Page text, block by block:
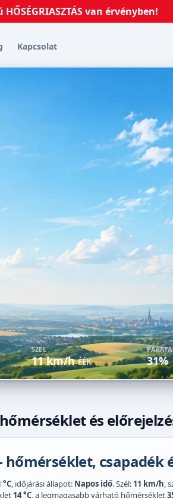
van érvényben!
Kapcsolat
SZÉL
11 km/hÉÉK 31%
és
csapadék
°C, időjárási állapot: Napos idő. Szél: 11 km/h,
14 °C, a legmagasabb várható hőmérséklet